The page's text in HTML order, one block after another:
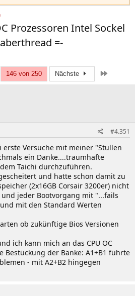
Prozessoren Intel Sockel
=-
146 von 250 Nächste
#4.351
Versuche mit meiner "Stullen
ein Danke....traumhafte
Taichi durchzuführen.
und hatte schon damit zu
(2x16GB Corsair 3200er) nicht
jeder Bootvorgang mit "...fails
mit den Standard Werten
ob zukünftige Bios Versionen
ich kann mich an das CPU OC
Bestückung der Bänke: A1+B1 führte
- mit A2+B2 hingegen